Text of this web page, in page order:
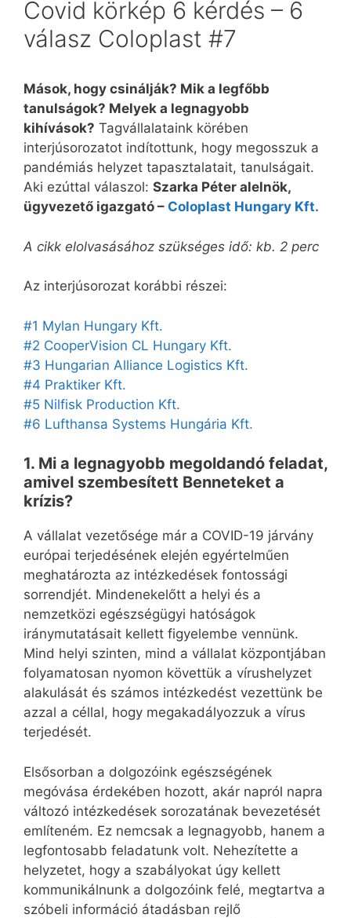
Covid körkép 6 kérdés – 6
válasz Coloplast #7
Mások, hogy csinálják? Mik a legfőbb
tanulságok? Melyek a legnagyobb
kihívások? Tagvállalataink körében
interjúsorozatot indítottunk, hogy megosszuk a
pandémiás helyzet tapasztalatait, tanulságait.
Aki ezúttal válaszol: Szarka Péter alelnök,
ügyvezető igazgató – Coloplast Hungary Kft.
A cikk elolvasásához szükséges idő: kb. 2 perc
Az interjúsorozat korábbi részei:
#1 Mylan Hungary Kft.
#2 CooperVision CL Hungary Kft.
#3 Hungarian Alliance Logistics Kft.
#4 Praktiker Kft.
#5 Nilfisk Production Kft.
#6 Lufthansa Systems Hungária Kft.
1. Mi a legnagyobb megoldandó feladat,
amivel szembesített Benneteket a
krízis?
A vállalat vezetősége már a COVID-19 járvány
európai terjedésének elején egyértelműen
meghatározta az intézkedések fontossági
sorrendjét. Mindenekelőtt a helyi és a
nemzetközi egészségügyi hatóságok
iránymutatásait kellett figyelembe vennünk.
Mind helyi szinten, mind a vállalat központjában
folyamatosan nyomon követtük a vírushelyzet
alakulását és számos intézkedést vezettünk be
azzal a céllal, hogy megakadályozzuk a vírus
terjedését.
Elsősorban a dolgozóink egészségének
megóvása érdekében hozott, akár napról napra
változó intézkedések sorozatának bevezetését
említeném. Ez nemcsak a legnagyobb, hanem a
legfontosabb feladatunk volt. Nehezítette a
helyzetet, hogy a szabályokat úgy kellett
kommunikálnunk a dolgozóink felé, megtartva a
szóbeli információ átadásban rejlő